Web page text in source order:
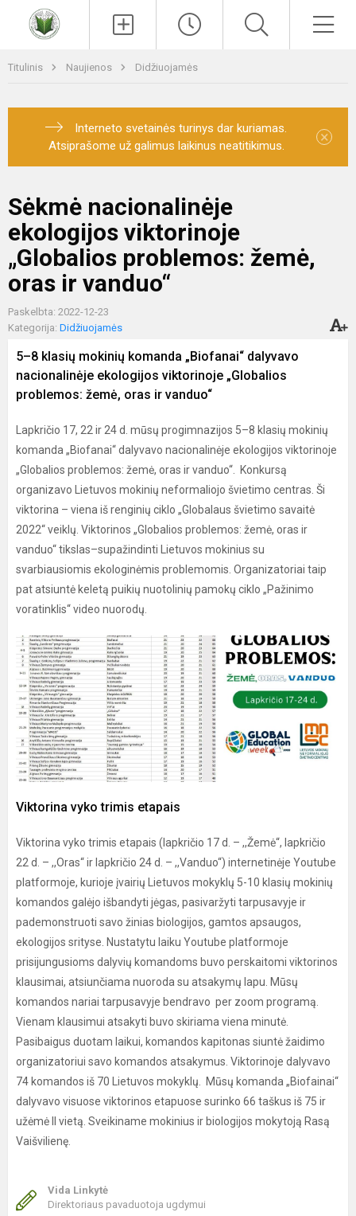
Titulinis Naujienos Didžiuojamės
Interneto svetainės turinys dar kuriamas.
Atsiprašome už galimus laikinus neatitikimus.
×
Sėkmė nacionalinėje
ekologijos viktorinoje
„Globalios problemos: žemė,
oras ir vanduo“
Paskelbta: 2022-12-23
Kategorija: Didžiuojamės
5–8 klasių mokinių komanda „Biofanai“ dalyvavo
nacionalinėje ekologijos viktorinoje „Globalios
problemos: žemė, oras ir vanduo“
Lapkričio 17, 22 ir 24 d. mūsų progimnazijos 5–8 klasių mokinių
komanda „Biofanai“ dalyvavo nacionalinėje ekologijos viktorinoje
„Globalios problemos: žemė, oras ir vanduo“. Konkursą
organizavo Lietuvos mokinių neformaliojo švietimo centras. Ši
viktorina – viena iš renginių ciklo „Globalaus švietimo savaitė
2022“ veiklų. Viktorinos „Globalios problemos: žemė, oras ir
vanduo“ tikslas–supažindinti Lietuvos mokinius su
svarbiausiomis ekologinėmis problemomis. Organizatoriai taip
pat atsiuntė keletą puikių nuotolinių pamokų ciklo „Pažinimo
voratinklis“ video nuorodų.
Viktorina vyko trimis etapais
Viktorina vyko trimis etapais (lapkričio 17 d. – ,,Žemė“, lapkričio
22 d. – ,,Oras“ ir lapkričio 24 d. – ,,Vanduo“) internetinėje Youtube
platformoje, kurioje įvairių Lietuvos mokyklų 5-10 klasių mokinių
komandos galėjo išbandyti jėgas, pasivaržyti tarpusavyje ir
pademonstruoti savo žinias biologijos, gamtos apsaugos,
ekologijos srityse. Nustatytu laiku Youtube platformoje
prisijungusioms dalyvių komandoms buvo perskaitomi viktorinos
klausimai, atsiunčiama nuoroda su atsakymų lapu. Mūsų
komandos nariai tarpusavyje bendravo per zoom programą.
Vienam klausimui atsakyti buvo skiriama viena minutė.
Pasibaigus duotam laikui, komandos kapitonas siuntė žaidimo
organizatoriui savo komandos atsakymus. Viktorinoje dalyvavo
74 komandos iš 70 Lietuvos mokyklų. Mūsų komanda „Biofainai“
dalyvavo visuose viktorinos etapuose surinko 66 taškus iš 75 ir
užėmė II vietą. Sveikiname mokinius ir biologijos mokytoją Rasą
Vaišvilienę.
Vida Linkytė
Direktoriaus pavaduotoja ugdymui